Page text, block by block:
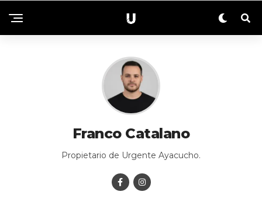
Franco Catalano
Propietario de Urgente Ayacucho.